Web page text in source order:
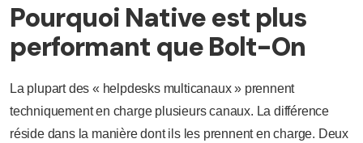
Pourquoi Native est plus
performant que Bolt-On
La plupart des « helpdesks multicanaux » prennent
techniquement en charge plusieurs canaux. La différence
réside dans la manière dont ils les prennent en charge. Deux